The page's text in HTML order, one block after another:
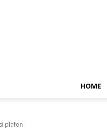
HOME
plafon